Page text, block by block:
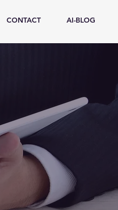
CONTACT AI-BLOG